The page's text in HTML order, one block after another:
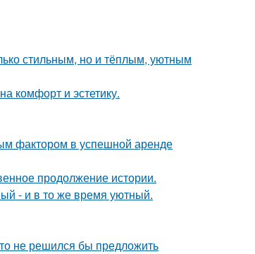
стильным, но и тёплым, уютным
комфорт и эстетику.
фактором в успешной аренде
продолжение истории.
- и в то же время уютный.
не решился бы предложить